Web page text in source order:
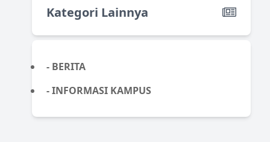
Kategori Lainnya
- BERITA
- INFORMASI KAMPUS